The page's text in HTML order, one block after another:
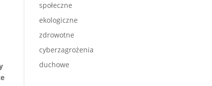
społeczne
ekologiczne
zdrowotne
cyberzagrożenia
duchowe